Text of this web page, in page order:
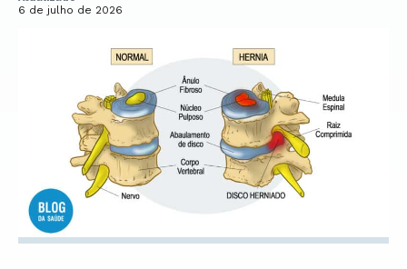
6 de julho de 2026